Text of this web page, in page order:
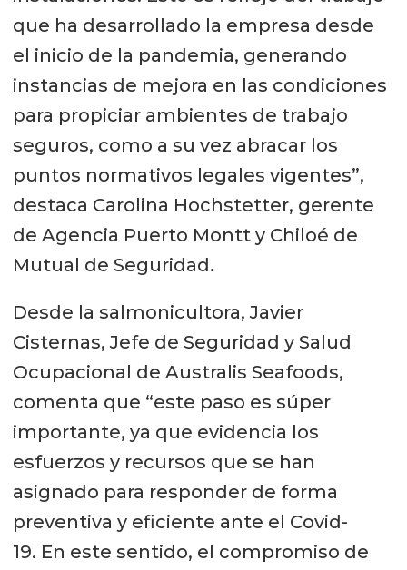
que ha desarrollado la empresa desde
el inicio de la pandemia, generando
instancias de mejora en las condiciones
para propiciar ambientes de trabajo
seguros, como a su vez abracar los
puntos normativos legales vigentes”,
destaca Carolina Hochstetter, gerente
de Agencia Puerto Montt y Chiloé de
Mutual de Seguridad.
Desde la salmonicultora, Javier
Cisternas, Jefe de Seguridad y Salud
Ocupacional de Australis Seafoods,
comenta que “este paso es súper
importante, ya que evidencia los
esfuerzos y recursos que se han
asignado para responder de forma
preventiva y eficiente ante el Covid-
19. En este sentido, el compromiso de